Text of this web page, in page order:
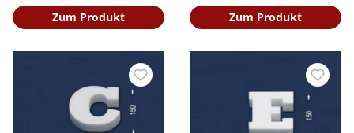
Zum Produkt Zum Produkt